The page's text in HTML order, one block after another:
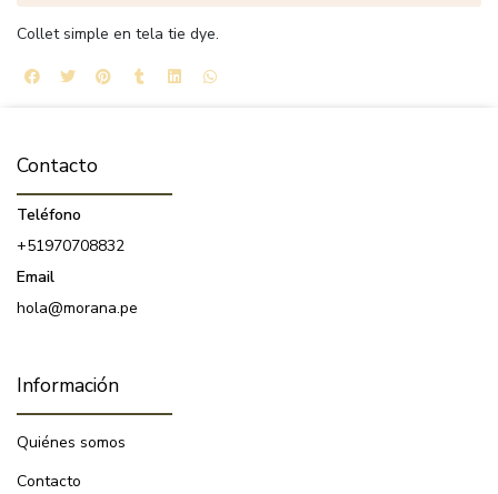
Collet simple en tela tie dye.
Contacto
Teléfono
+51970708832
Email
hola@morana.pe
Información
Quiénes somos
Contacto